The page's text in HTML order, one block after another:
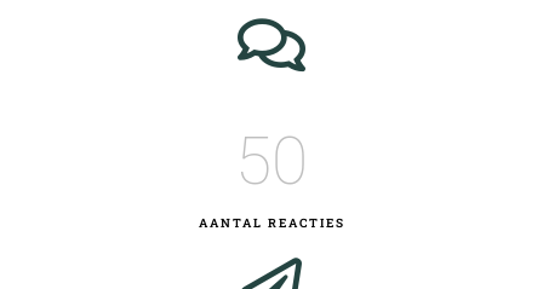
AANTAL REACTIES
51